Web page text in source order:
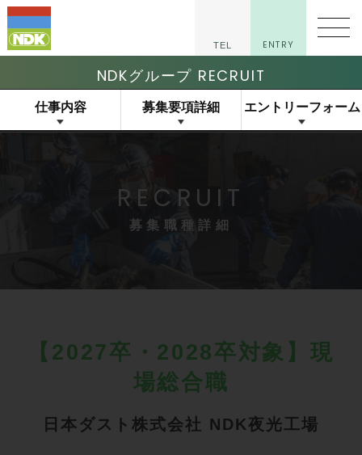
TEL ENTRY
NDKグループ RECRUIT
仕事内容 募集要項詳細 エントリーフォーム
RECRUIT
募集職種詳細
【2027卒・2028卒対象】現
場総合職
日本ダスト株式会社 NDK夜光工場